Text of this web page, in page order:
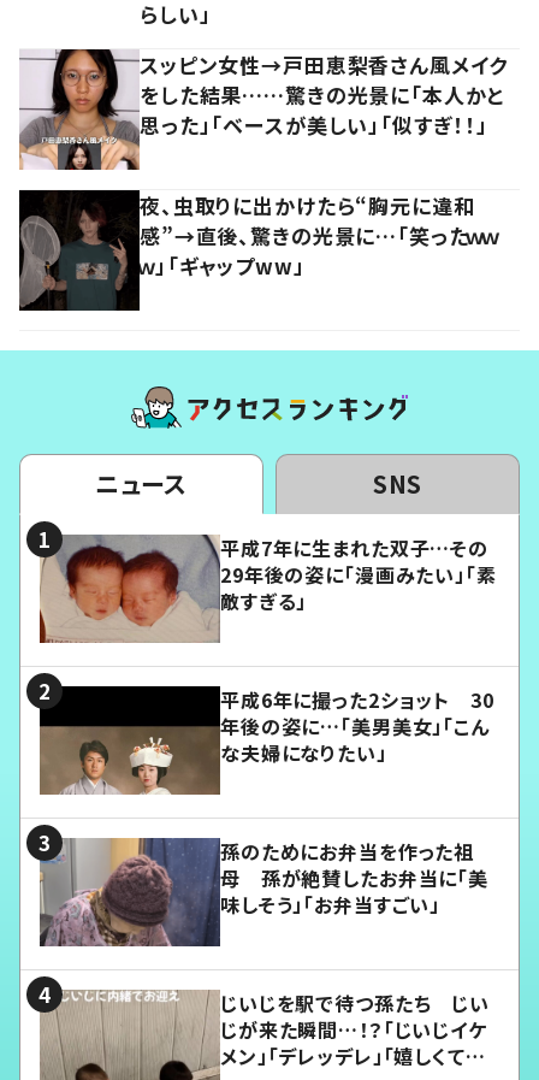
らしい」
スッピン女性→戸田恵梨香さん風メイク
をした結果……驚きの光景に「本人かと
思った」「ベースが美しい」「似すぎ！！」
夜、虫取りに出かけたら“胸元に違和
感”→直後、驚きの光景に…「笑ったｗｗ
ｗ」「ギャップww」
ニュース SNS
平成7年に生まれた双子…その
29年後の姿に「漫画みたい」「素
敵すぎる」
平成6年に撮った2ショット 30
年後の姿に…「美男美女」「こん
な夫婦になりたい」
孫のためにお弁当を作った祖
母 孫が絶賛したお弁当に「美
味しそう」「お弁当すごい」
じいじを駅で待つ孫たち じい
じが来た瞬間…！？「じいじイケ
メン」「デレッデレ」「嬉しくて可